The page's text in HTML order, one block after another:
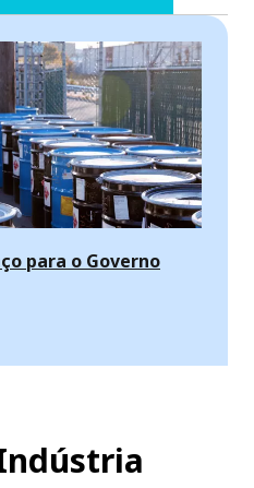
para o Governo